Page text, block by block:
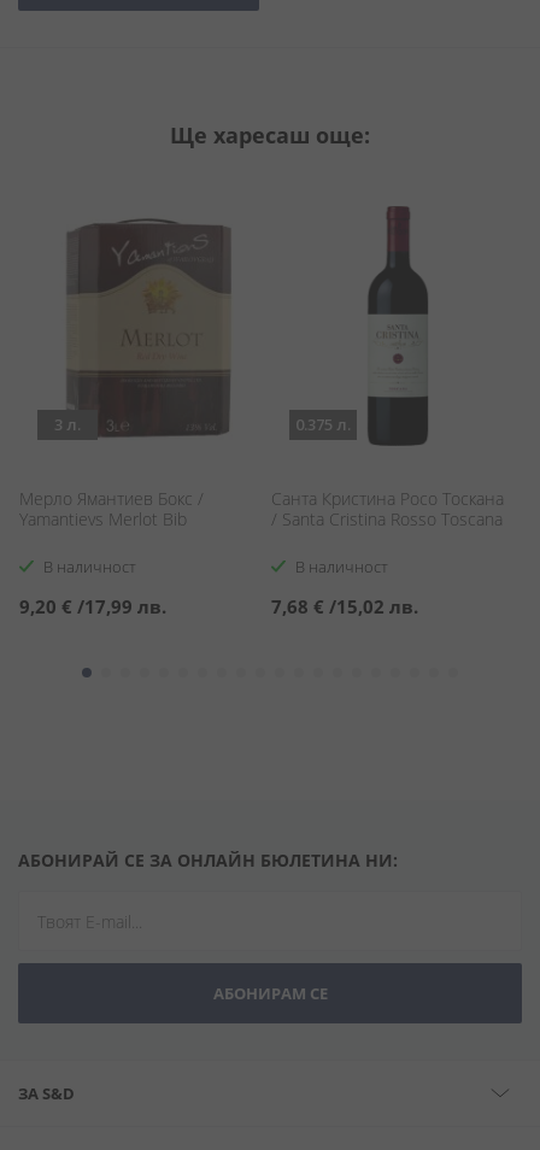
Ще харесаш още:
3 л.
Мерло Ямантиев Бокс /
Yamantievs Merlot Bib
В наличност
9,20 € /17,99 лв.
0.375 л.
Санта Кристина Росо Тоскана
/ Santa Cristina Rosso Toscana
В наличност
7,68 € /15,02 лв.
АБОНИРАЙ СЕ ЗА ОНЛАЙН БЮЛЕТИНА НИ:
АБОНИРАМ СЕ
ЗА S&D